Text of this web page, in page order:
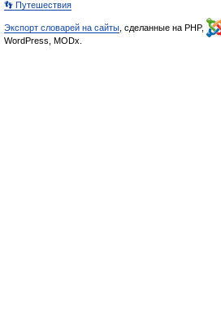
👣 Путешествия
Экспорт словарей на сайты , сделанные на PHP,
WordPress, MODx.